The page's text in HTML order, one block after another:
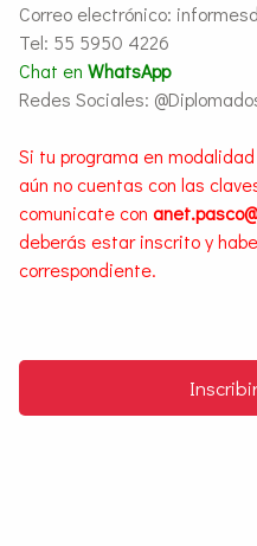
Correo electrónico:
Tel: 55 5950 4226
Chat en WhatsApp
Redes Sociales:
Si tu programa en
aún no cuentas con las
comunicate con
deberás estar inscrito y
correspondiente.